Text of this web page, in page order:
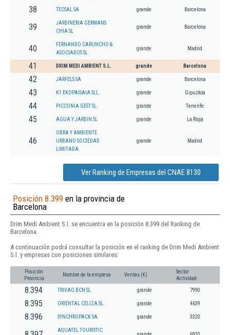
38 TECSAL SA grande Barcelona
39
JARDINERIA GERMANS
CHIA SL
grande Barcelona
40
FERNANDO CARUNCHO &
ASOCIADOS SL
grande Madrid
41 DRIM MEDI AMBIENT S.L. grande Barcelona
42 JARFELS SA grande Barcelona
43 K1 EKOPAISAIA SLL. grande Gipuzkoa
44 PICCONIA GEST SL. grande Tenerife
45 AGUA Y JARDIN SL grande La Rioja
46
OBRA Y AMBIENTE
URBANO SOCIEDAD
LIMITADA.
grande Madrid
Ver Ranking de Empresas del CNAE 8130
Posición 8.399 en la provincia de
Barcelona
Drim Medi Ambient S.l. se encuentra en la posición 8.399 del Ranking de
Barcelona.
A continuación podrá consultar la posición en el ranking de Drim Medi Ambient
S.l. y empresas con posiciones similares:
Posición
Provincia
Nombre de la empresa Ventas (€)
Sector
Actividad
8.394 TRIVAO BCN SL. grande 7990
8.395 ORIENTAL CELIZA SL. grande 4639
8.396 SYNCHROPACK SA grande 3320
AQUATEL TOURISTIC